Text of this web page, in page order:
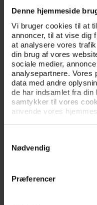
Denne hjemmeside
Vi bruger cookies til at
annoncer, til at vise dig
at analysere vores
din brug af vores
sociale medier,
analysepartnere. Vores
data med andre
de har indsamlet fra din
samtykker til vores
anvende vores
Nødvendig
Præferencer
NYHED
KAMPTRØJER
GOD SAG